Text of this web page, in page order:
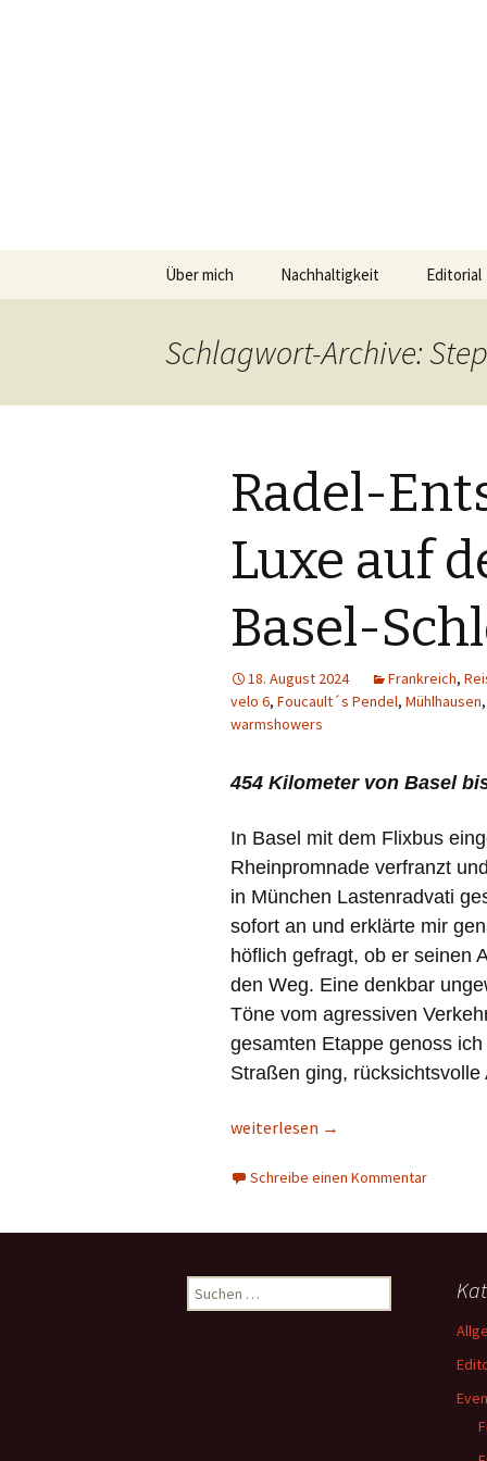
Springe
Über mich Nachhaltigkeit Editorial
Schlagwort-Archive:
Radel-
Luxe auf
Basel-
18. August 2024 Frankreich,
velo 6, Foucault´s Pendel, Mühlhausen,
warmshowers
454 Kilometer von Basel
In Basel mit dem Flixbus
Rheinpromnade verfranzt
in München Lastenradvati
sofort an und erklärte mir
höflich gefragt, ob er seinen
den Weg. Eine denkbar
Töne vom agressiven
gesamten Etappe genoss
Straßen ging, rücksichtsvolle
Radel-Entspannung de Luxe auf
weiterlesen →
Schreibe einen Kommentar
Suchen
nach: